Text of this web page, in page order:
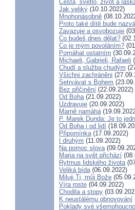
Cesta, světlo, život a
Jak veliký (10.10.2022)
Mnohonásobně
Proto také dítě bude
Zavazuje a osvobozuje
Co budeš dnes dělat?
Co je mým povoláním?
Pomáhat ostatním
Michaeli, Gabrieli, Rafaeli
Chudí a služba chudým
Všichni zachráněni
Setrvávat s Bohem
Bez přičinění (22.09.2022)
Od Boha(21.09.2022)
Uzdravuje (20.09.2022)
Marně namáhá
P. Marek Dunda: Je to
Od Boha i od lidí
Připomínka(17.09.2022)
I druhým (11.09.2022)
Na pomoc slova
Maria na svět přichází
Rytmus lidského života
Veliká bída(06.09.2022)
Miluji Ti, můj Bože
Víra roste (04.09.2022)
Chodila a stopy
K neustálému obnovování
Poklady své